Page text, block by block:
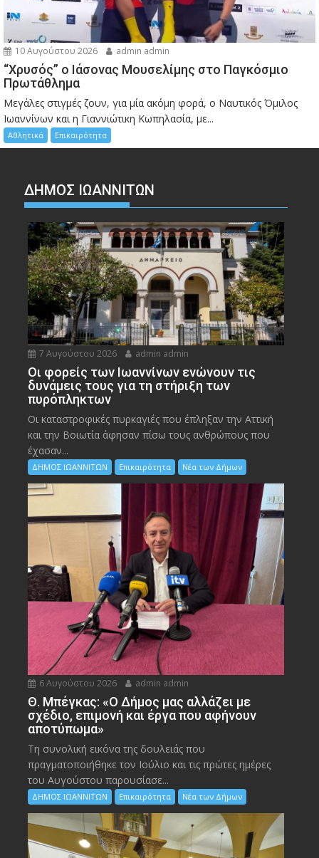
10 Αυγούστου 2026 admin admin
“Χρυσός” ο Ιάσονας Μουσελίμης στο Παγκόσμιο
Πρωτάθλημα
Μεγάλες στιγμές ζουν, για μία ακόμη φορά, ο Ναυτικός Όμιλος
Ιωαννίνων και η Γιαννιώτικη Κωπηλασία, με...
Αθλητικά Επικαιρότητα
ΔΗΜΟΣ ΙΩΑΝΝΙΤΩΝ
7 Αυγούστου 2026 admin admin
Οι φορείς των Ιωαννίνων ενώνουν τις
δυνάμεις τους για τη στήριξη των
πυρόπληκτων
Οι καταστροφικές πυρκαγιές που έπληξαν την Αττική
και την Bοιωτία άφησαν πίσω τους ανθρώπους που
έχασαν...
ΔΗΜΟΣ ΙΩΑΝΝΙΤΩΝ Επικαιρότητα Νέα των Δήμων
6 Αυγούστου 2026 admin admin
Θ. Μπέγκας: «Ο Δήμος μας αλλάζει με
σχέδιο, επιμονή και έργα που αφήνουν
αποτύπωμα»
Τη συνολική εικόνα της δουλειάς που
πραγματοποιήθηκε τον Ιούλιο και τις πρώτες ημέρες
του Αυγούστου παρουσίασε...
ΔΗΜΟΣ ΙΩΑΝΝΙΤΩΝ Επικαιρότητα Νέα των Δήμων